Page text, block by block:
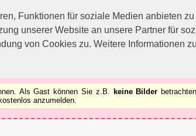
Funktionen für soziale Medien anbieten
unserer Website an unsere Partner für
von Cookies zu. Weitere Informationen
Als Gast können Sie z.B. keine Bilder
anzumelden.